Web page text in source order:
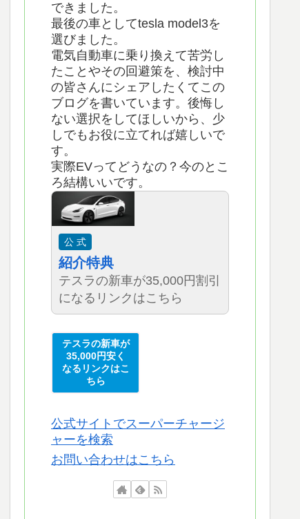
できました。
最後の車としてtesla model3を
選びました。
電気自動車に乗り換えて苦労し
たことやその回避策を、検討中
の皆さんにシェアしたくてこの
ブログを書いています。後悔し
ない選択をしてほしいから、少
しでもお役に立てれば嬉しいで
す。
実際EVってどうなの？今のとこ
ろ結構いいです。
公 式
紹介特典
テスラの新車が35,000円割引
になるリンクはこちら
テスラの新車が
35,000円安く
なるリンクはこ
ちら
公式サイトでスーパーチャージ
ャーを検索
お問い合わせはこちら